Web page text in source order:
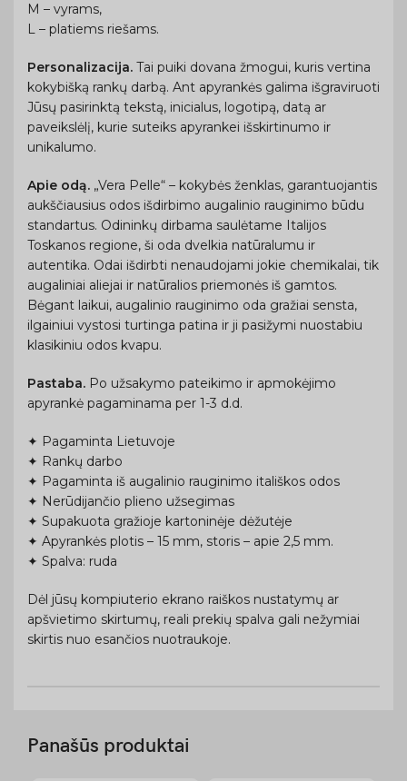
M – vyrams,
L – platiems riešams.
Personalizacija. Tai puiki dovana žmogui, kuris vertina
kokybišką rankų darbą. Ant apyrankės galima išgraviruoti
Jūsų pasirinktą tekstą, inicialus, logotipą, datą ar
paveikslėlį, kurie suteiks apyrankei išskirtinumo ir
unikalumo.
Apie odą. „Vera Pelle“ – kokybės ženklas, garantuojantis
aukščiausius odos išdirbimo augalinio rauginimo būdu
standartus. Odininkų dirbama saulėtame Italijos
Toskanos regione, ši oda dvelkia natūralumu ir
autentika. Odai išdirbti nenaudojami jokie chemikalai, tik
augaliniai aliejai ir natūralios priemonės iš gamtos.
Bėgant laikui, augalinio rauginimo oda gražiai sensta,
ilgainiui vystosi turtinga patina ir ji pasižymi nuostabiu
klasikiniu odos kvapu.
Pastaba. Po užsakymo pateikimo ir apmokėjimo
apyrankė pagaminama per 1-3 d.d.
✦ Pagaminta Lietuvoje
✦ Rankų darbo
✦ Pagaminta iš augalinio rauginimo itališkos odos
✦ Nerūdijančio plieno užsegimas
✦ Supakuota gražioje kartoninėje dėžutėje
✦ Apyrankės plotis – 15 mm, storis – apie 2,5 mm.
✦ Spalva: ruda
Dėl jūsų kompiuterio ekrano raiškos nustatymų ar
apšvietimo skirtumų, reali prekių spalva gali nežymiai
skirtis nuo esančios nuotraukoje.
Panašūs produktai